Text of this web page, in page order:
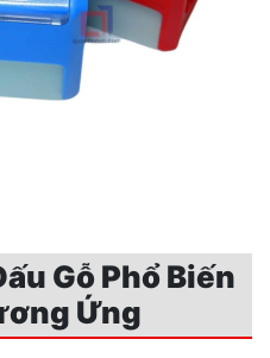
Gỗ Phổ Biến
Ứng